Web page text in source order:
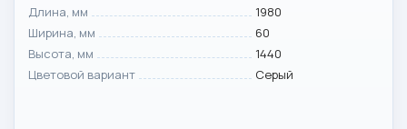
Длина, мм
1980
Ширина, мм
60
Высота, мм
1440
Цветовой вариант
Серый